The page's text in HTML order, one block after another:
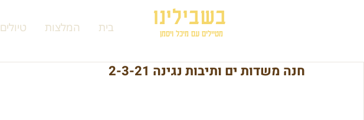
בית המלצות טיולים בשבילינו
מטיילים עם מיכל ויסמן
חנה משדות ים ותיבות נגינה 2-3-21